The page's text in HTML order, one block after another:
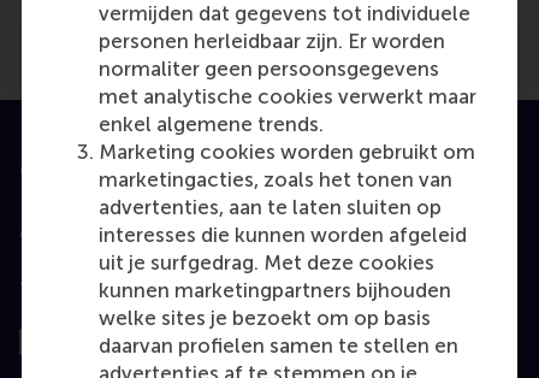
vermijden dat gegevens tot individuele
personen herleidbaar zijn. Er worden
normaliter geen persoonsgegevens
met analytische cookies verwerkt maar
enkel algemene trends.
Marketing cookies worden gebruikt om
marketingacties, zoals het tonen van
advertenties, aan te laten sluiten op
interesses die kunnen worden afgeleid
uit je surfgedrag. Met deze cookies
kunnen marketingpartners bijhouden
welke sites je bezoekt om op basis
daarvan profielen samen te stellen en
Geaccrediteerd door
Top gerangschikt